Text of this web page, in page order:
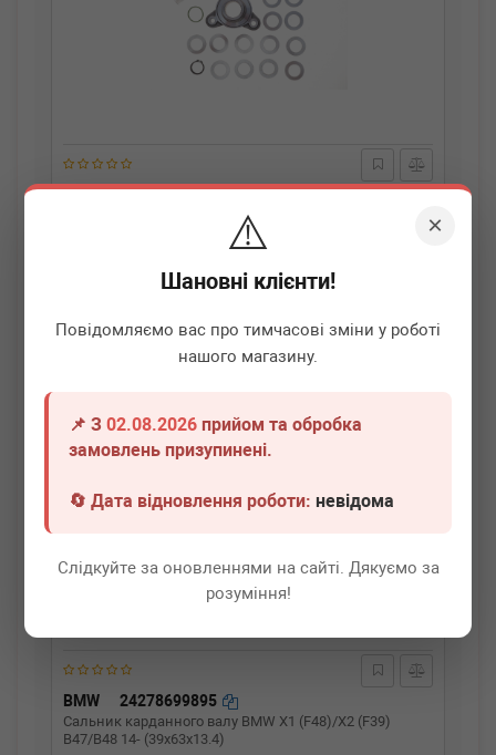
×
⚠️
Шановні клієнти!
Повідомляємо вас про тимчасові зміни у роботі
нашого магазину.
📌 З02.08.2026 прийом та обробка
замовлень призупинені.
🔄 Дата відновлення роботи:невідома
Слідкуйте за оновленнями на сайті. Дякуємо за
розуміння!
BMW 27107593440
Фланець карданного валу (до редуктора) BMW 5
(F10/F11) 11-17 (ATC35L/ATC13-1/ATC350)
Термін 1 дн.
11 080
В кошик
BMW 24278699895
Сальник карданного валу BMW X1 (F48)/X2 (F39)
B47/B48 14- (39x63x13.4)